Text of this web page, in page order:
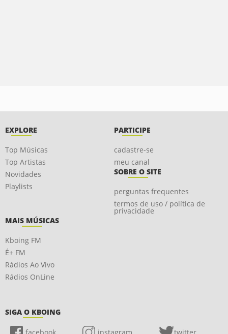
EXPLORE
Top Músicas
Top Artistas
Novidades
Playlists
PARTICIPE
cadastre-se
meu canal
SOBRE O SITE
perguntas frequentes
termos de uso / política de
privacidade
MAIS MÚSICAS
Kboing FM
É+ FM
Rádios Ao Vivo
Rádios OnLine
SIGA O KBOING